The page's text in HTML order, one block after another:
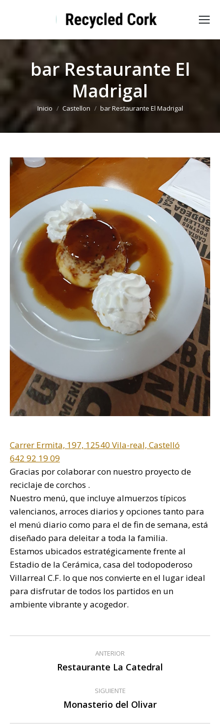
bar Restaurante El
Madrigal
Estás aquí:
Inicio Castellon bar Restaurante El Madrigal
Carrer Ermita, 197, 12540 Vila-real, Castelló
642 92 19 09
Gracias por colaborar con nuestro proyecto de
reciclaje de corchos .
Nuestro menú, que incluye almuerzos típicos
valencianos, arroces diarios y opciones tanto para
el menú diario como para el de fin de semana, está
diseñado para deleitar a toda la familia.
Estamos ubicados estratégicamente frente al
Estadio de la Cerámica, casa del todopoderoso
Villarreal C.F. lo que nos convierte en el lugar ideal
para disfrutar de todos los partidos en un
ambiente vibrante y acogedor.
Navegación
publicaciones
ANTERIOR
Publicación
Restaurante La Catedral
SIGUIENTE
Publicación
Monasterio del Olivar